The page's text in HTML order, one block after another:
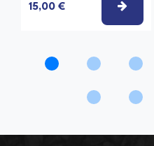
15,00 €